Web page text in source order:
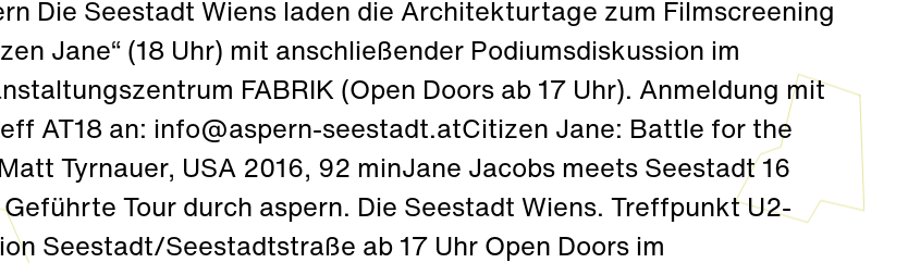
Die Seestadt Wiens laden die Architekturtage zum Filmscreening
Jane“ (18 Uhr) mit anschließender Podiumsdiskussion im
FABRIK (Open Doors ab 17 Uhr). Anmeldung mit
AT18 an: info@aspern-seestadt.atCitizen Jane: Battle for the
Tyrnauer, USA 2016, 92 minJane Jacobs meets Seestadt 16
Geführte Tour durch aspern. Die Seestadt Wiens. Treffpunkt U2-
Seestadt/Seestadtstraße ab 17 Uhr Open Doors im